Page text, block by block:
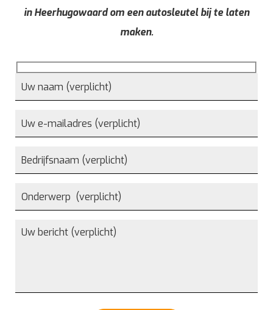
in Heerhugowaard om een autosleutel bij te laten
maken.